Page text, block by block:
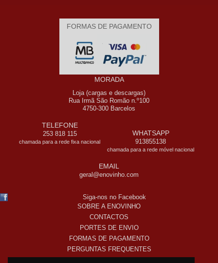
FORMAS DE PAGAMENTO
MORADA
Loja (cargas e descargas)
Rua Irmã São Romão n.º100
4750-300 Barcelos
TELEFONE
253 818 115
chamada para a rede fixa nacional
WHATSAPP
913855138
chamada para a rede móvel nacional
EMAIL
geral@enovinho.com
Siga-nos no Facebook
SOBRE A ENOVINHO
CONTACTOS
PORTES DE ENVIO
FORMAS DE PAGAMENTO
PERGUNTAS FREQUENTES